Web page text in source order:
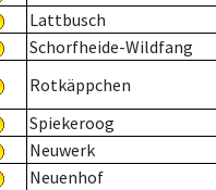
Lattbusch
Schorfheide-Wildfang
Rotkäppchen
Spiekeroog
Neuwerk
Neuenhof